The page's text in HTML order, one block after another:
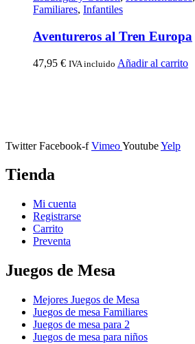
Familiares, Infantiles
Aventureros al Tren Europa
47,95 € IVA incluido Añadir al carrito
Twitter Facebook-f VimeoYoutubeYelp
Tienda
Mi cuenta
Registrarse
Carrito
Preventa
Juegos de Mesa
Mejores Juegos de Mesa
Juegos de mesa Familiares
Juegos de mesa para 2
Juegos de mesa para niños